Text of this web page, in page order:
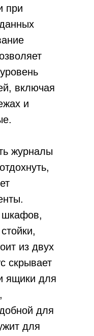
при
включая
и
журналы
шкафов,
из двух
скрывает
ящики для
для
для